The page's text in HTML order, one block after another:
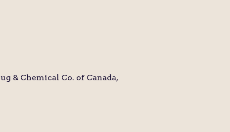
& Chemical Co. of Canada,